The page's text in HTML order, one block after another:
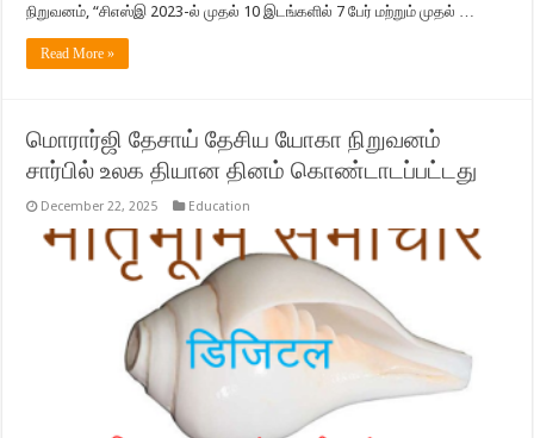
நிறுவனம், “சிஎஸ்இ 2023-ல் முதல் 10 இடங்களில் 7 பேர் மற்றும் முதல் …
Read More »
மொரார்ஜி தேசாய் தேசிய யோகா நிறுவனம்
சார்பில் உலக தியான தினம் கொண்டாடப்பட்டது
December 22, 2025 Education